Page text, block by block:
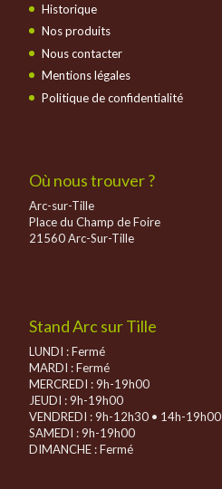
Historique
Nos produits
Nous contacter
Mentions légales
Politique de confidentialité
Où nous trouver ?
Arc-sur-Tille
Place du Champ de Foire
21560 Arc-Sur-Tille
Stand Arc sur Tille
LUNDI : Fermé
MARDI : Fermé
MERCREDI : 9h-19h00
JEUDI : 9h-19h00
VENDREDI : 9h-12h30 • 14h-19h00
SAMEDI : 9h-19h00
DIMANCHE :Fermé